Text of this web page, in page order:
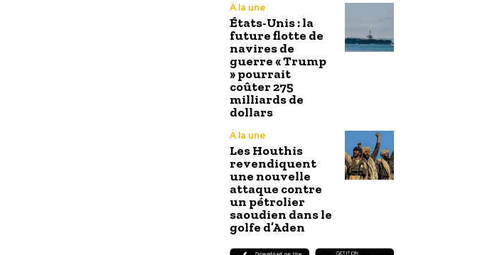
À la une
États-Unis : la
future flotte de
navires de
guerre « Trump
» pourrait
coûter 275
milliards de
dollars
À la une
Les Houthis
revendiquent
une nouvelle
attaque contre
un pétrolier
saoudien dans le
golfe d’Aden